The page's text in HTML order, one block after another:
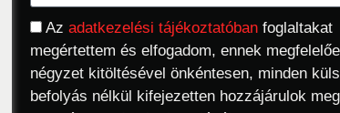
Az adatkezelési tájékoztatóban foglaltakat
megértettem és elfogadom, ennek
négyzet kitöltésével önkéntesen, minden
befolyás nélkül kifejezetten hozzájárulok